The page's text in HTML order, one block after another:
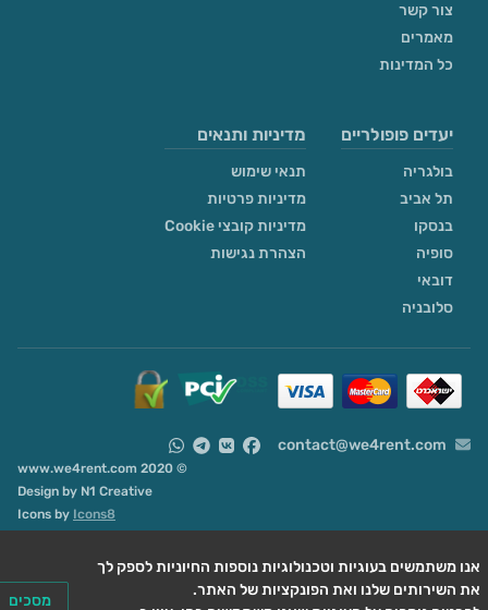
משתמשים בעוגיות וטכנולוגיות נוספות החיוניות לספק לך
מסכים
צור קשר
מאמרים
כל המדינות
יעדים פופולריים
בולגריה
תל אביב
בנסקו
סופיה
דובאי
סלובניה
מדיניות ותנאים
תנאי שימוש
מדיניות פרטיות
מדיניות קובצי Cookie
הצהרת נגישות
contact@we4rent.com
Design by N1 Creative
Icons byIcons8